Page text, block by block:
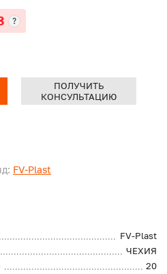
FV-Plast
FV-Plast
ЧЕХИЯ
20
?
ПОЛУЧИТЬ
КОНСУЛЬТАЦИЮ